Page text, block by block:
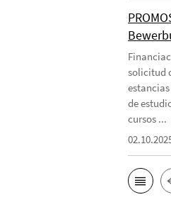
solicitud
de
cursos ...